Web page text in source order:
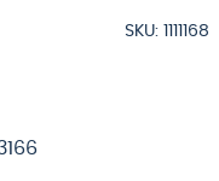
SKU: 1111168